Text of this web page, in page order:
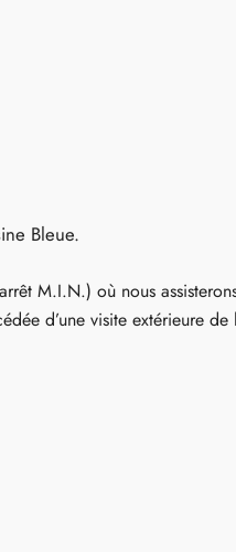
Bleue.
M.I.N.) où nous
d’une visite extérieure de